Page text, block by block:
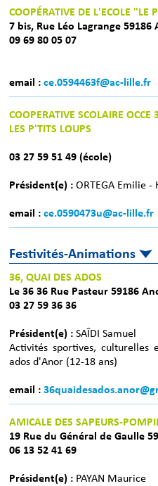
COOPÉRATIVE DE L'ECOLE "LE
7 bis, Rue Léo Lagrange 59186
09 69 80 05 07
email : ce.0594463f@ac-lille.fr
COOPERATIVE SCOLAIRE
LES P'TITS LOUPS
03 27 59 51 49 (école)
Président(e) : ORTEGA Emilie -
email : ce.0590473u@ac-lille.fr
Festivités-Animations
36, QUAI DES ADOS
Le 36 36 Rue Pasteur 59186
03 27 59 36 36
Président(e) : SAÎDI Samuel
Activités sportives, culturelles
ados d'Anor (12-18 ans)
email :
AMICALE DES SAPEURS-
19 Rue du Général de Gaulle
06 13 52 41 69
Président(e) : PAYAN Maurice